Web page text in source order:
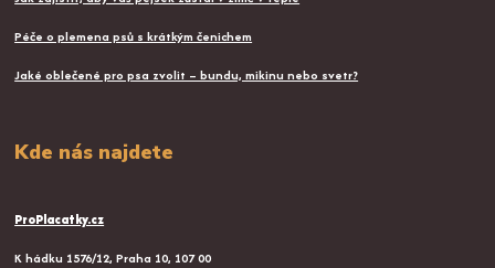
Péče o plemena psů s krátkým čenichem
Jaké oblečené pro psa zvolit – bundu, mikinu nebo svetr?
Kde nás najdete
ProPlacatky.cz
K hádku 1576/12, Praha 10, 107 00